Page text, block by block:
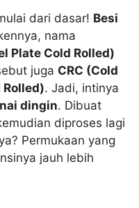
dari dasar! Besi
nama
Plate Cold Rolled)
juga CRC (Cold
Rolled). Jadi, intinya
dingin. Dibuat
diproses lagi
Permukaan yang
jauh lebih